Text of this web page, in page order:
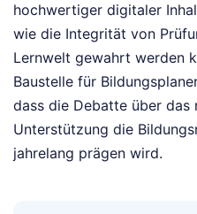
hochwertiger digitaler
wie die Integrität von
Lernwelt gewahrt werden
Baustelle für
dass die Debatte über
Unterstützung die
jahrelang prägen wird.